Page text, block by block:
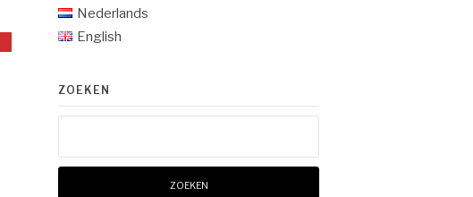
Nederlands
English
ZOEKEN